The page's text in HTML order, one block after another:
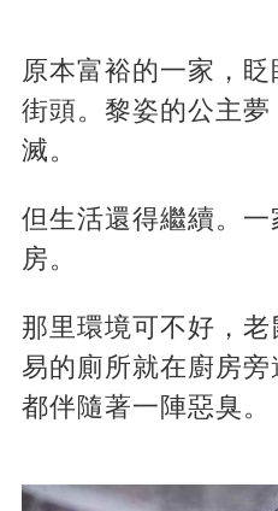
原本富裕的一家，
街頭。黎姿的公主
滅。
但生活還得繼續。
房。
那里環境可不好，
易的廁所就在廚房旁
都伴隨著一陣惡臭。